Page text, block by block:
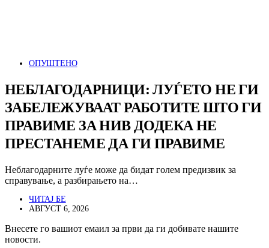
ОПУШТЕНО
НЕБЛАГОДАРНИЦИ: ЛУЃЕТО НЕ ГИ
ЗАБЕЛЕЖУВААТ РАБОТИТЕ ШТО ГИ
ПРАВИМЕ ЗА НИВ ДОДЕКА НЕ
ПРЕСТАНЕМЕ ДА ГИ ПРАВИМЕ
Неблагодарните луѓе може да бидат голем предизвик за
справување, а разбирањето на…
ЧИТАЈ БЕ
АВГУСТ 6, 2026
Внесете го вашиот емаил за први да ги добивате нашите
новости.